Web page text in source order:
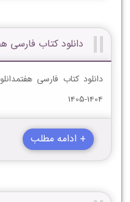
دانلود کتاب فارسی
دانلود کتاب فارسی
1404-1405
+ ادامه مطلب